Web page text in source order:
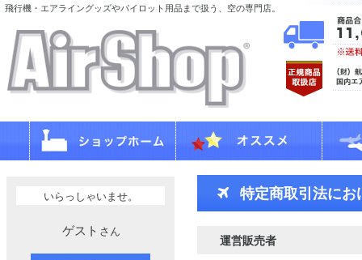
飛行機・エアライングッズやパイロット用品まで扱う、空の専門店。
いらっしゃいませ。
ゲスト さん
特定商取引法にお
運営販売者